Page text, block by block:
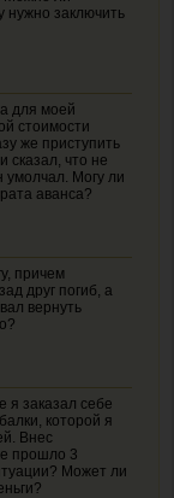
нужно заключить
для моей
стоимости
же приступить
сказал, что не
умолчал. Могу ли
аванса?
причем
друг погиб, а
вернуть
я заказал себе
которой я
Внес
прошло 3
Может ли